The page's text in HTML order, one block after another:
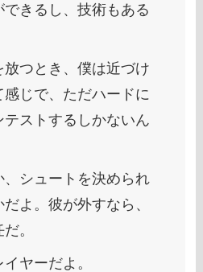
きるし、技術もある
つとき、僕は近づけ
じで、ただハードに
テストするしかないん
、シュートを決められ
よ。彼が外すなら、
。
ヤーだよ。